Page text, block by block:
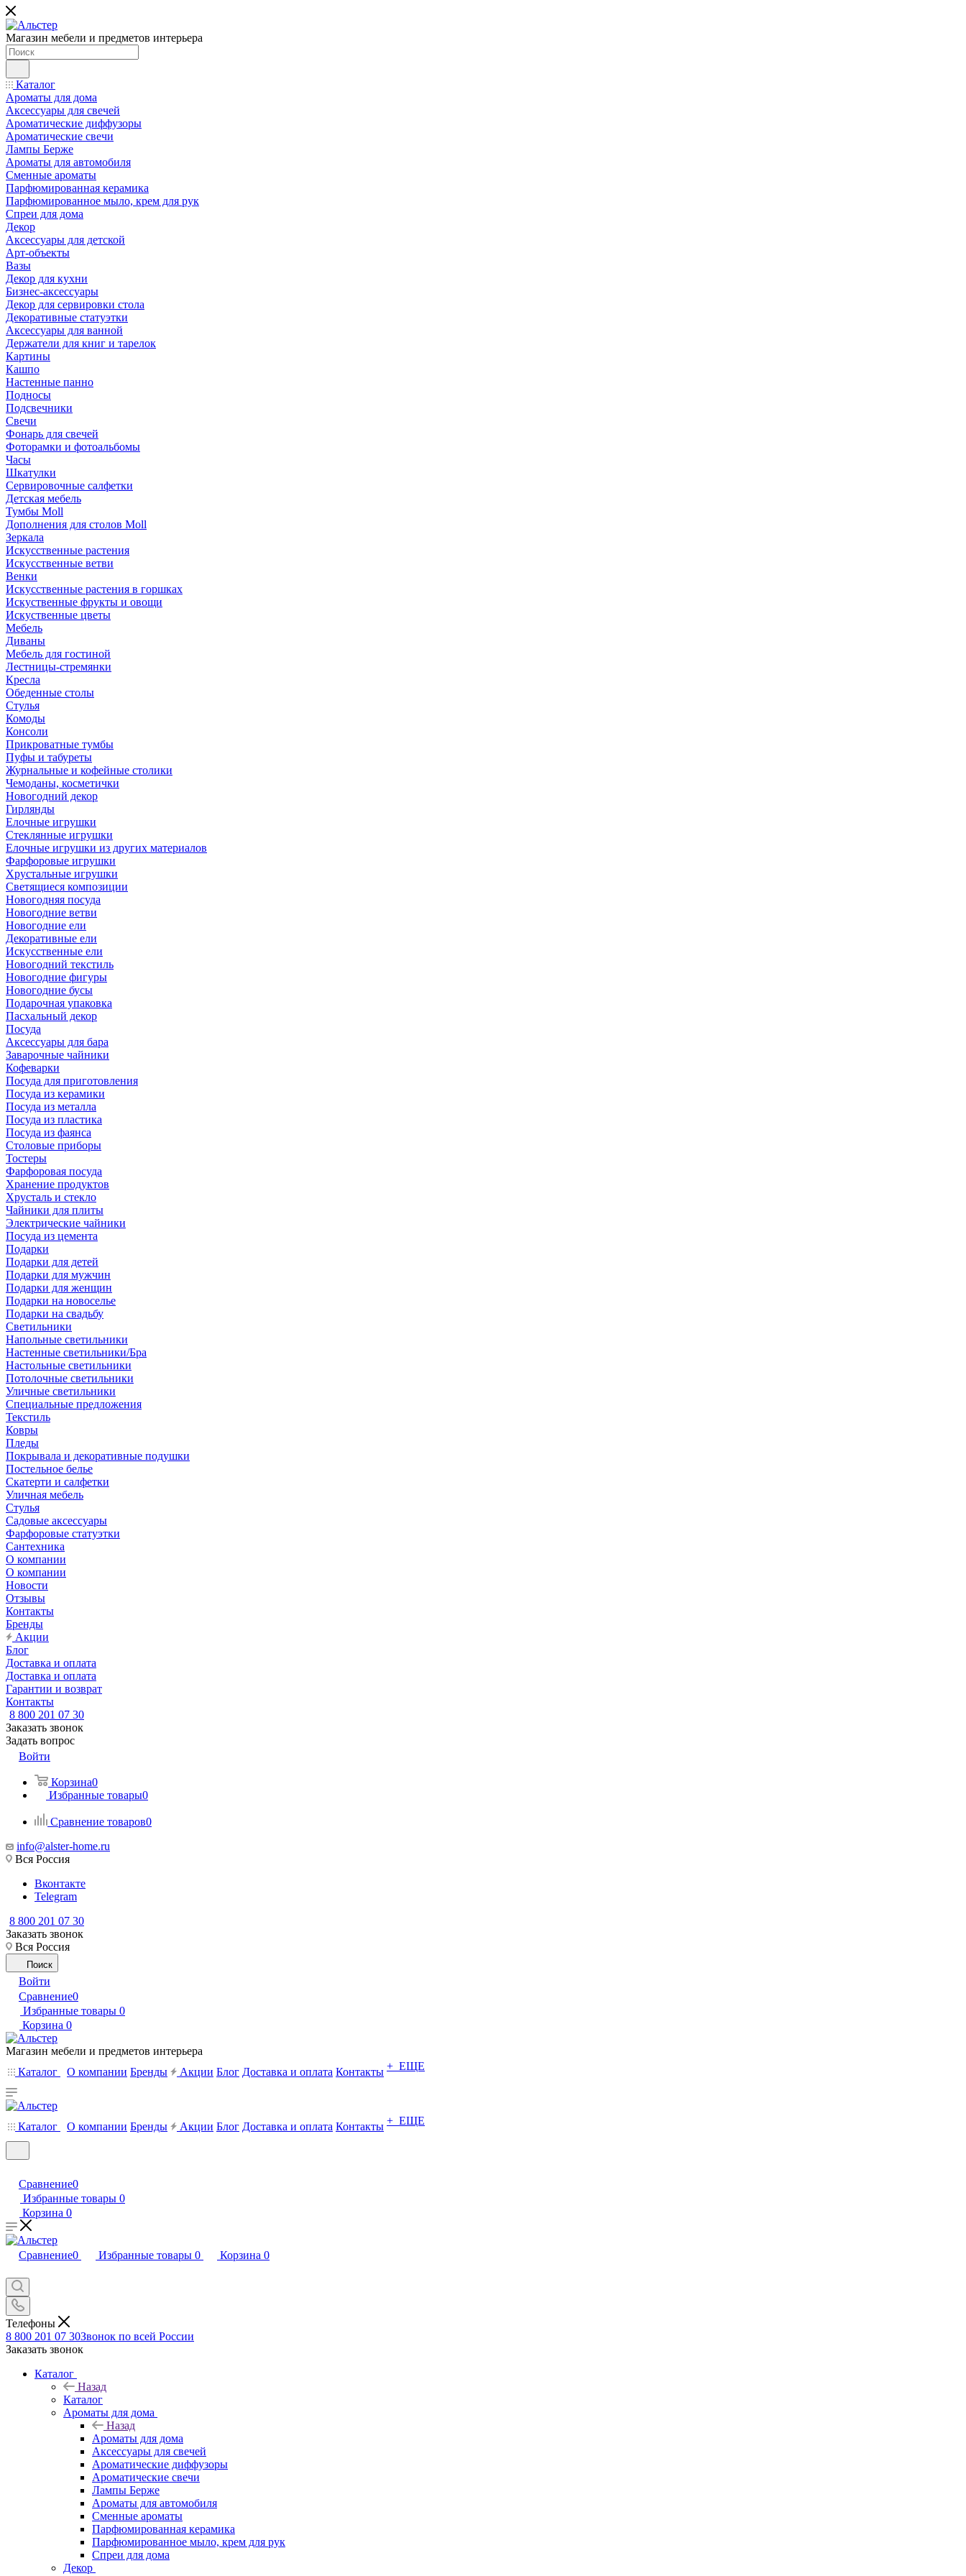
Магазин мебели и предметов интерьера
Каталог
Ароматы для дома
Аксессуары для свечей
Ароматические диффузоры
Ароматические свечи
Лампы Берже
Ароматы для автомобиля
Сменные ароматы
Парфюмированная керамика
Парфюмированное мыло, крем для рук
Спреи для дома
Декор
Аксессуары для детской
Арт-объекты
Вазы
Декор для кухни
Бизнес-аксессуары
Декор для сервировки стола
Декоративные статуэтки
Аксессуары для ванной
Держатели для книг и тарелок
Картины
Кашпо
Настенные панно
Подносы
Подсвечники
Свечи
Фонарь для свечей
Фоторамки и фотоальбомы
Часы
Шкатулки
Сервировочные салфетки
Детская мебель
Тумбы Moll
Дополнения для столов Moll
Зеркала
Искусственные растения
Искусственные ветви
Венки
Искусственные растения в горшках
Искуственные фрукты и овощи
Искуственные цветы
Мебель
Диваны
Мебель для гостиной
Лестницы-стремянки
Кресла
Обеденные столы
Стулья
Комоды
Консоли
Прикроватные тумбы
Пуфы и табуреты
Журнальные и кофейные столики
Чемоданы, косметички
Новогодний декор
Гирлянды
Елочные игрушки
Стеклянные игрушки
Елочные игрушки из других материалов
Фарфоровые игрушки
Хрустальные игрушки
Светящиеся композиции
Новогодняя посуда
Новогодние ветви
Новогодние ели
Декоративные ели
Искусственные ели
Новогодний текстиль
Новогодние фигуры
Новогодние бусы
Подарочная упаковка
Пасхальный декор
Посуда
Аксессуары для бара
Заварочные чайники
Кофеварки
Посуда для приготовления
Посуда из керамики
Посуда из металла
Посуда из пластика
Посуда из фаянса
Столовые приборы
Тостеры
Фарфоровая посуда
Хранение продуктов
Хрусталь и стекло
Чайники для плиты
Электрические чайники
Посуда из цемента
Подарки
Подарки для детей
Подарки для мужчин
Подарки для женщин
Подарки на новоселье
Подарки на свадьбу
Светильники
Напольные светильники
Настенные светильники/Бра
Настольные светильники
Потолочные светильники
Уличные светильники
Специальные предложения
Текстиль
Ковры
Пледы
Покрывала и декоративные подушки
Постельное белье
Скатерти и салфетки
Уличная мебель
Стулья
Садовые аксессуары
Фарфоровые статуэтки
Сантехника
О компании
О компании
Новости
Отзывы
Контакты
Бренды
Акции
Блог
Доставка и оплата
Доставка и оплата
Гарантии и возврат
Контакты
8 800 201 07 30
Заказать звонок
Задать вопрос
Войти
Корзина0
Избранные товары0
Сравнение товаров0
info@alster-home.ru
Вся Россия
Вконтакте
Telegram
8 800 201 07 30
Заказать звонок
Вся Россия
Поиск
Войти
Сравнение0
Избранные товары 0
Корзина 0
Магазин мебели и предметов интерьера
Каталог
О компании Бренды Акции Блог Доставка и оплата Контакты + ЕЩЕ
Каталог О компании Бренды Акции Блог Доставка и оплата Контакты + ЕЩЕ
Сравнение0
Избранные товары 0
Корзина 0
Сравнение0 Избранные товары 0 Корзина 0
Телефоны
8 800 201 07 30Звонок по всей России
Заказать звонок
Каталог
Назад
Каталог
Ароматы для дома
Назад
Ароматы для дома
Аксессуары для свечей
Ароматические диффузоры
Ароматические свечи
Лампы Берже
Ароматы для автомобиля
Сменные ароматы
Парфюмированная керамика
Парфюмированное мыло, крем для рук
Спреи для дома
Декор